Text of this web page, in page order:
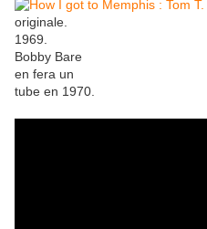
originale.
1969.
Bobby Bare
en fera un
tube en 1970.